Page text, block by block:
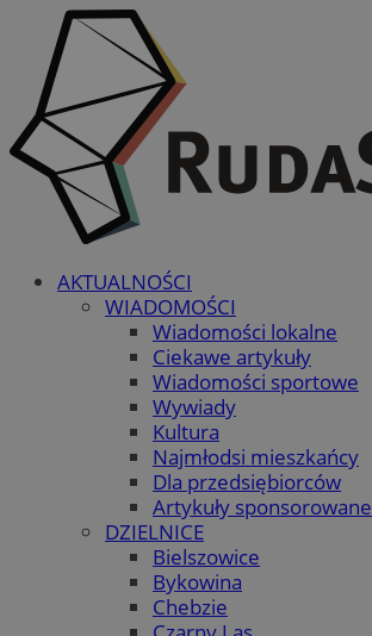
AKTUALNOŚCI
WIADOMOŚCI
Wiadomości lokalne
Ciekawe artykuły
Wiadomości sportowe
Wywiady
Kultura
Najmłodsi mieszkańcy
Dla przedsiębiorców
Artykuły sponsorowane
DZIELNICE
Bielszowice
Bykowina
Chebzie